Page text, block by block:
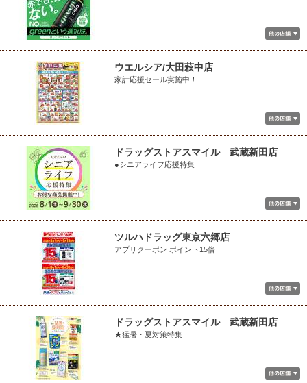
ウエルシア/大田萩中店
家計応援セール実施中！
ドラッグストアスマイル 武蔵新田店
●シニアライフ応援特集
ツルハドラッグ東京六郷店
アプリクーポン ポイント15倍
ドラッグストアスマイル 武蔵新田店
★猛暑・夏対策特集